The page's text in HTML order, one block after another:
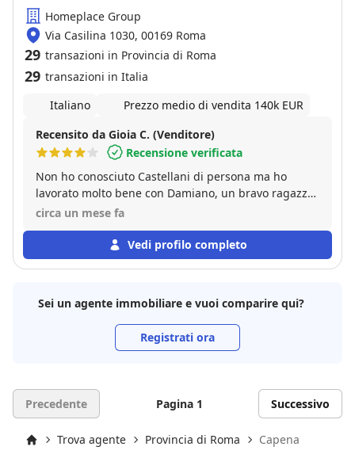
Homeplace Group
Via Casilina 1030, 00169 Roma
29 transazioni in Provincia di Roma
29 transazioni in Italia
Italiano
Prezzo medio di vendita 140k EUR
Recensito da Gioia C. (Venditore)
Recensione verificata
Non ho conosciuto Castellani di persona ma ho
lavorato molto bene con Damiano, un bravo ragazzo
che ha fatto un buon lavoro, penso che con
spero senza perdere la sua empatia e bontà d'animo
.
circa un mese fa
Vedi profilo completo
Sei un agente immobiliare e vuoi comparire qui?
Registrati ora
Precedente Pagina 1 Successivo
Trova agente Provincia di Roma Capena